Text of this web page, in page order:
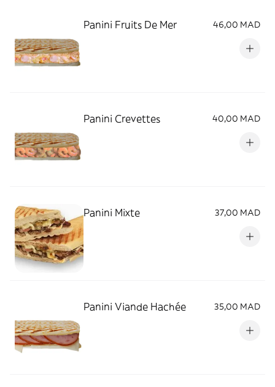
Panini Fruits De Mer 46,00 MAD
Panini Crevettes 40,00 MAD
Panini Mixte 37,00 MAD
Panini Viande Hachée 35,00 MAD